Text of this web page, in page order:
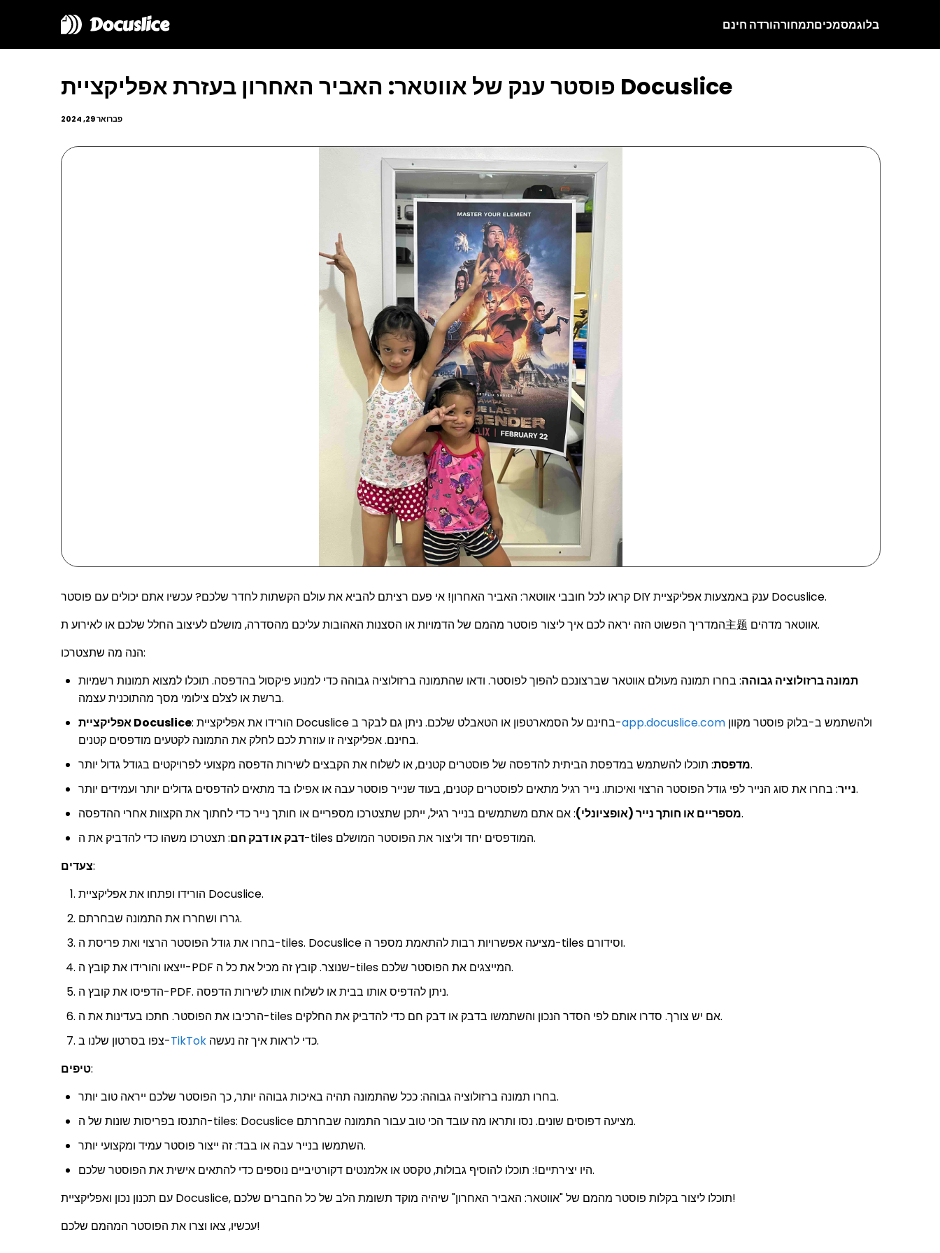
Docuslice הורדה חינםתמחורמסמכיםבלוג
פוסטר ענק של אווטאר: האביר האחרון בעזרת אפליקציית Docuslice
פברואר 29, 2024
קראו לכל חובבי אווטאר: האביר האחרון! אי פעם רציתם להביא את עולם הקשתות לחדר שלכם? עכשיו אתם יכולים עם פוסטר DIY ענק באמצעות אפליקציית Docuslice.
המדריך הפשוט הזה יראה לכם איך ליצור פוסטר מהמם של הדמויות או הסצנות האהובות עליכם מהסדרה, מושלם לעיצוב החלל שלכם או לאירוע ת主题 אווטאר מדהים.
הנה מה שתצטרכו:
תמונה ברזולוציה גבוהה: בחרו תמונה מעולם אווטאר שברצונכם להפוך לפוסטר. ודאו שהתמונה ברזולוציה גבוהה כדי למנוע פיקסול בהדפסה. תוכלו למצוא תמונות רשמיות
ברשת או לצלם צילומי מסך מהתוכנית עצמה.
אפליקציית Docuslice
: הורידו את אפליקציית Docuslice בחינם על הסמארטפון או הטאבלט שלכם. ניתן גם לבקר ב-app.docuslice.com
בחינם. אפליקציה זו עוזרת לכם לחלק את התמונה לקטעים מודפסים קטנים.
מדפסת: תוכלו להשתמש במדפסת הביתית להדפסה של פוסטרים קטנים, או לשלוח את הקבצים לשירות הדפסה מקצועי לפרויקטים בגודל גדול יותר.
נייר: בחרו את סוג הנייר לפי גודל הפוסטר הרצוי ואיכותו. נייר רגיל מתאים לפוסטרים קטנים, בעוד שנייר פוסטר עבה או אפילו בד מתאים להדפסים גדולים יותר ועמידים יותר.
מספריים או חותך נייר (אופציונלי): אם אתם משתמשים בנייר רגיל, ייתכן שתצטרכו מספריים או חותך נייר כדי לחתוך את הקצוות אחרי ההדפסה.
דבק או דבק חם
: תצטרכו משהו כדי להדביק את ה-tiles המודפסים יחד וליצור את הפוסטר המושלם.
צעדים:
הורידו ופתחו את אפליקציית Docuslice.
גררו ושחררו את התמונה שבחרתם.
בחרו את גודל הפוסטר הרצוי ואת פריסת ה-tiles. Docuslice מציעה אפשרויות רבות להתאמת מספר ה-tiles וסידורם.
ייצאו והורידו את קובץ ה-PDF שנוצר. קובץ זה מכיל את כל ה-tiles המייצגים את הפוסטר שלכם.
הדפיסו את קובץ ה-PDF. ניתן להדפיס אותו בבית או לשלוח אותו לשירות הדפסה.
הרכיבו את הפוסטר. חתכו בעדינות את ה-tiles אם יש צורך. סדרו אותם לפי הסדר הנכון והשתמשו בדבק או דבק חם כדי להדביק את החלקים.
צפו בסרטון שלנו ב-TikTok
כדי לראות איך זה נעשה.
טיפים:
בחרו תמונה ברזולוציה גבוהה: ככל שהתמונה תהיה באיכות גבוהה יותר, כך הפוסטר שלכם ייראה טוב יותר.
התנסו בפריסות שונות של ה-tiles: Docuslice מציעה דפוסים שונים. נסו ותראו מה עובד הכי טוב עבור התמונה שבחרתם.
השתמשו בנייר עבה או בבד: זה ייצור פוסטר עמיד ומקצועי יותר.
היו יצירתיים!: תוכלו להוסיף גבולות, טקסט או אלמנטים דקורטיביים נוספים כדי להתאים אישית את הפוסטר שלכם.
עם תכנון נכון ואפליקציית Docuslice, תוכלו ליצור בקלות פוסטר מהמם של "אווטאר: האביר האחרון" שיהיה מוקד תשומת הלב של כל החברים שלכם!
עכשיו, צאו וצרו את הפוסטר המהמם שלכם!